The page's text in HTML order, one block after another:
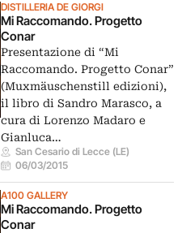
DISTILLERIA DE GIORGI
Mi Raccomando. Progetto
Conar
Presentazione di “Mi
Raccomando. Progetto Conar”
(Muxmäuschenstill edizioni),
il libro di Sandro Marasco, a
cura di Lorenzo Madaro e
Gianluca…
San Cesario di Lecce (LE)
06/03/2015
A100 GALLERY
Mi Raccomando. Progetto
Conar